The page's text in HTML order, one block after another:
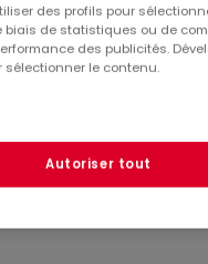
et la location de
à chaque
visibilité optimale et
des profils pour
biais de statistiques ou de
des publicités.
sélectionner le contenu.
Autoriser tout